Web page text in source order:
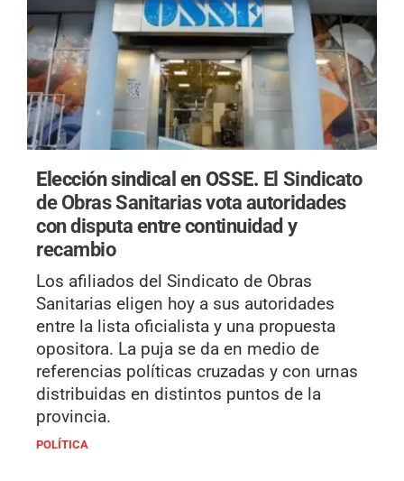
Elección sindical en OSSE. El Sindicato
de Obras Sanitarias vota autoridades
con disputa entre continuidad y
recambio
Los afiliados del Sindicato de Obras
Sanitarias eligen hoy a sus autoridades
entre la lista oficialista y una propuesta
opositora. La puja se da en medio de
referencias políticas cruzadas y con urnas
distribuidas en distintos puntos de la
provincia.
POLÍTICA